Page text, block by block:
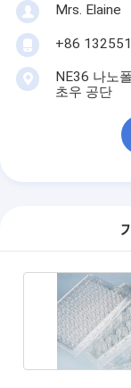
Mrs. Elaine
+86
NE36 나노
초우 공단